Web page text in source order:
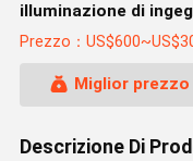
illuminazione di
di sorgente
Prezzo：
Miglior prezzo
Descrizione Di